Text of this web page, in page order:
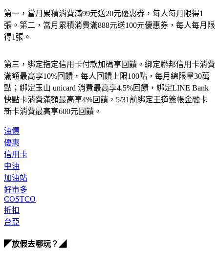
第一，當月累積消費滿99元送20元優惠券，每人每月限得1
張。第二，當月累積消費滿888元送100元優惠券，每人每月限
得1張。
第三，綁定指定信用卡付款加碼享回饋。綁定聯邦信用卡消費
滿額最高享10%回饋，每人回饋上限100點，每月總限量30萬
點；綁定玉山 unicard 消費最高享4.5%回饋，綁定LINE Bank
快點卡消費滿額最高享4%回饋，5/31前綁定王道簽帳金融卡
新卡消費最高享600元回饋。
油價
優惠
信用卡
中油
加油站
好市多
COSTCO
折扣
台亞
◤放假去哪玩？◢